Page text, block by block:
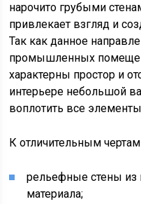
нарочито грубыми
привлекает взгляд и
Так как данное
промышленных
характерны простор и
интерьере небольшой
воплотить все
К отличительным чертам
рельефные стены из
материала;